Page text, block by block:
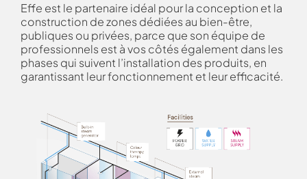
Effe est le partenaire idéal pour la conception et la
construction de zones dédiées au bien-être,
publiques ou privées, parce que son équipe de
professionnels est à vos côtés également dans les
phases qui suivent l’installation des produits, en
garantissant leur fonctionnement et leur efficacité.